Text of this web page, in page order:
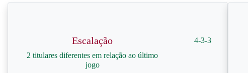
Escalação
2 titulares diferentes em relação ao último
jogo
4-3-3